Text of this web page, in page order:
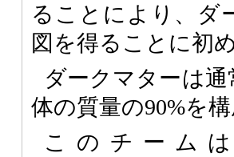
ることにより、ダ
図を得ることに初
ダークマターは
体の質量の90%を
このチーム